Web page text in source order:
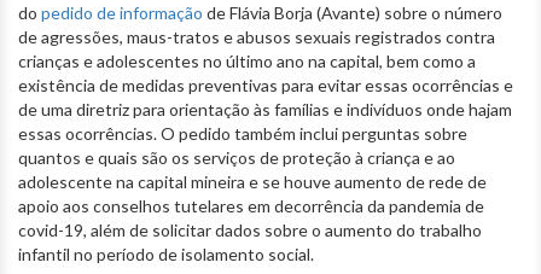
do pedido de informação de Flávia Borja (Avante) sobre o número
de agressões, maus-tratos e abusos sexuais registrados contra
crianças e adolescentes no último ano na capital, bem como a
existência de medidas preventivas para evitar essas ocorrências e
de uma diretriz para orientação às famílias e indivíduos onde hajam
essas ocorrências. O pedido também inclui perguntas sobre
quantos e quais são os serviços de proteção à criança e ao
adolescente na capital mineira e se houve aumento de rede de
apoio aos conselhos tutelares em decorrência da pandemia de
covid-19, além de solicitar dados sobre o aumento do trabalho
infantil no período de isolamento social.